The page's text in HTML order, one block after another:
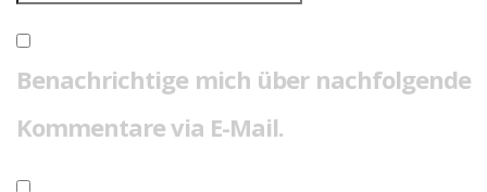
Benachrichtige mich über nachfolgende
Kommentare via E-Mail.